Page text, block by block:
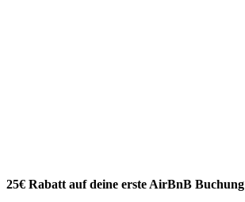
25€ Rabatt auf deine erste AirBnB Buchung